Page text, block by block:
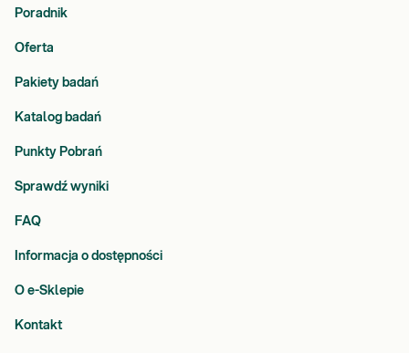
Poradnik
Oferta
Pakiety badań
Katalog badań
Punkty Pobrań
Sprawdź wyniki
FAQ
Informacja o dostępności
O e-Sklepie
Kontakt